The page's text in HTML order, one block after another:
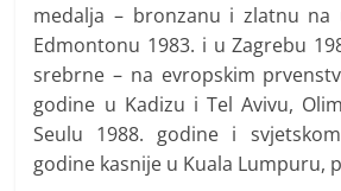
medalja – bronzanu i zlatnu na
Edmontonu 1983. i u Zagrebu
srebrne – na evropskim
godine u Kadizu i Tel Avivu,
Seulu 1988. godine i
godine kasnije u Kuala Lumpuru,